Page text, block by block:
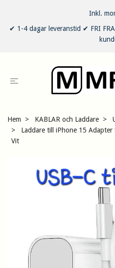
Inkl.
✔ 1-4 dagar leveranstid ✔ FRI
Hem KABLAR och Laddare
Laddare till iPhone 15 Adapter
Vit